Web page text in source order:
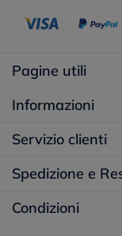
Pagine utili
Informazioni
Servizio clienti
Spedizione e
Condizioni